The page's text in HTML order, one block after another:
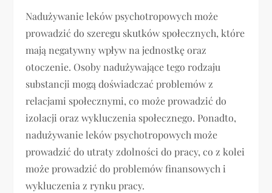
Nadużywanie leków psychotropowych może
prowadzić do szeregu skutków społecznych, które
mają negatywny wpływ na jednostkę oraz
otoczenie. Osoby nadużywające tego rodzaju
substancji mogą doświadczać problemów z
relacjami społecznymi, co może prowadzić do
izolacji oraz wykluczenia społecznego. Ponadto,
nadużywanie leków psychotropowych może
prowadzić do utraty zdolności do pracy, co z kolei
może prowadzić do problemów finansowych i
wykluczenia z rynku pracy.